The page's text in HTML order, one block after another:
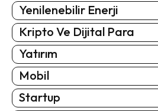
Yenilenebilir Enerji
Kripto Ve Dijital Para
Yatırım
Mobil
Startup